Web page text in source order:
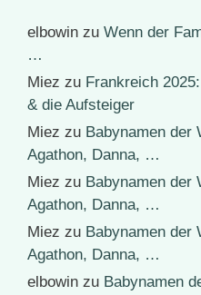
elbowin zu Wenn der
…
Miez zu Frankreich
& die Aufsteiger
Miez zu Babynamen der
Agathon, Danna, …
Miez zu Babynamen der
Agathon, Danna, …
Miez zu Babynamen der
Agathon, Danna, …
elbowin zu Babynamen